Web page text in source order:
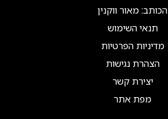
הכותב: מאור ווקנין
תנאי השימוש
מדיניות הפרטיות
הצהרת נגישות
יצירת קשר
מפת אתר